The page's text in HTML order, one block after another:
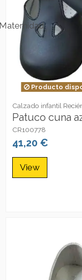
Producto
Calzado infantil
Patuco cuna
CR100778
41,20 €
View